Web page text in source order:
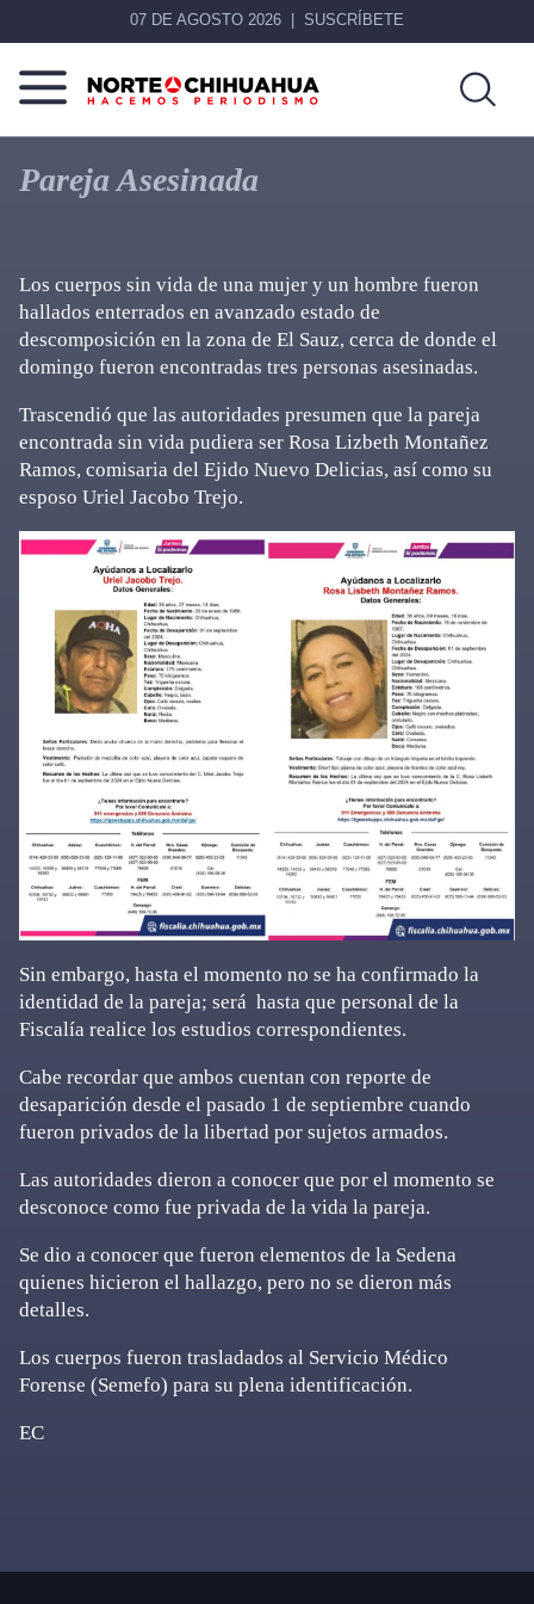
07 DE AGOSTO 2026 SUSCRÍBETE
Norte
De
Chihuahua
Más
que
noticias,
Pareja Asesinada
Los cuerpos sin vida de una mujer y un hombre fueron
hallados enterrados en avanzado estado de
descomposición en la zona de El Sauz, cerca de donde el
domingo fueron encontradas tres personas asesinadas.
Trascendió que las autoridades presumen que la pareja
encontrada sin vida pudiera ser Rosa Lizbeth Montañez
Ramos, comisaria del Ejido Nuevo Delicias, así como su
esposo Uriel Jacobo Trejo.
Sin embargo, hasta el momento no se ha confirmado la
identidad de la pareja; será hasta que personal de la
Fiscalía realice los estudios correspondientes.
Cabe recordar que ambos cuentan con reporte de
desaparición desde el pasado 1 de septiembre cuando
fueron privados de la libertad por sujetos armados.
Las autoridades dieron a conocer que por el momento se
desconoce como fue privada de la vida la pareja.
Se dio a conocer que fueron elementos de la Sedena
quienes hicieron el hallazgo, pero no se dieron más
detalles.
Los cuerpos fueron trasladados al Servicio Médico
Forense (Semefo) para su plena identificación.
EC